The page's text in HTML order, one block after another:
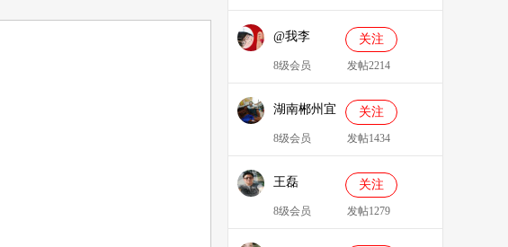
@我李 关注
8级会员 发帖2214
湖南郴州宜
章县李明广
关注
8级会员 发帖1434
王磊 关注
8级会员 发帖1279